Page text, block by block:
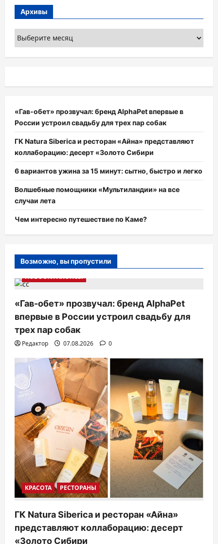
Архивы
Архивы
«Гав-обет» прозвучал: бренд AlphaPet впервые в
России устроил свадьбу для трех пар собак
ГК Natura Siberica и ресторан «Айна» представляют
коллаборацию: десерт «Золото Сибири
6 вариантов ужина за 15 минут: сытно, быстро и легко
Волшебные помощники «Мультиландии» на все
случаи лета
Чем интересно путешествие по Каме?
Возможно, вы пропустили
НОВОСТИ АНОНСЫ
«Гав-обет» прозвучал: бренд AlphaPet
впервые в России устроил свадьбу для
трех пар собак
Редактор 07.08.2026 0
КРАСОТА РЕСТОРАНЫ
ГК Natura Siberica и ресторан «Айна»
представляют коллаборацию: десерт
«Золото Сибири